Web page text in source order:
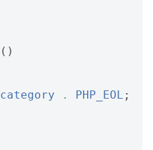
()
category . PHP_EOL ;